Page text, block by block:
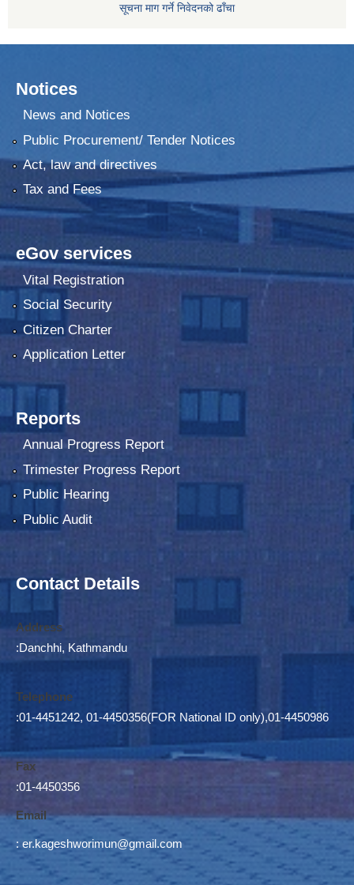
सूचना माग गर्ने निवेदनको ढाँचा
Notices
News and Notices
Public Procurement/ Tender Notices
Act, law and directives
Tax and Fees
eGov services
Vital Registration
Social Security
Citizen Charter
Application Letter
Reports
Annual Progress Report
Trimester Progress Report
Public Hearing
Public Audit
Contact Details
Address
:Danchhi, Kathmandu
Telephone
:01-4451242, 01-4450356(FOR National ID only),01-4450986
Fax
:01-4450356
Email
: er.kageshworimun@gmail.com